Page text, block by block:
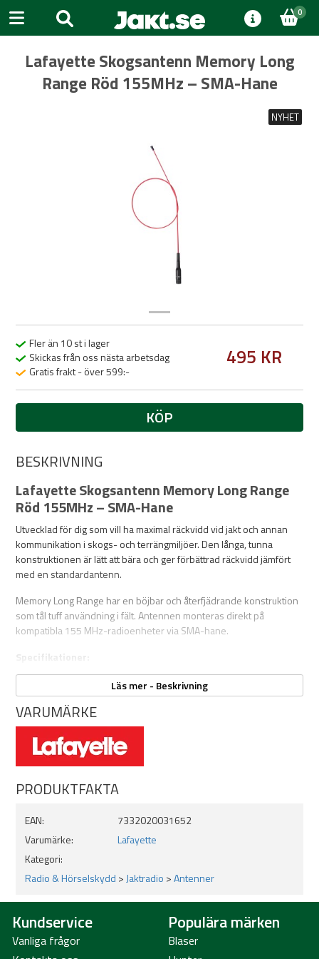
0
Lafayette Skogsantenn Memory Long
Range Röd 155MHz – SMA-Hane
NYHET
Fler än 10 st i lager
Skickas från oss nästa arbetsdag
Gratis frakt - över 599:-
495 KR
KÖP
BESKRIVNING
Lafayette Skogsantenn Memory Long Range
Röd 155MHz – SMA-Hane
Utvecklad för dig som vill ha maximal räckvidd vid jakt och annan
kommunikation i skogs- och terrängmiljöer. Den långa, tunna
konstruktionen är lätt att bära och ger förbättrad räckvidd jämfört
med en standardantenn.
Memory Long Range har en böjbar och återfjädrande konstruktion
som tål tuff användning i fält. Antennen monteras direkt på
kompatibla 155 MHz-radioenheter via SMA-hane.
Specifikationer:
Frekvens: 155 MHz
Antenntyp: Memory Long Range skogsantenn
Färg: Röd
Anslutning: SMA-hane
Längd: 81 cm
Böjbar och återfjädrande konstruktion
Läs mer - Beskrivning
VARUMÄRKE
PRODUKTFAKTA
EAN:
7332020031652
Varumärke:
Lafayette
Kategori:
Radio & Hörselskydd > Jaktradio >Antenner
Kundservice
Vanliga frågor
Populära märken
Blaser